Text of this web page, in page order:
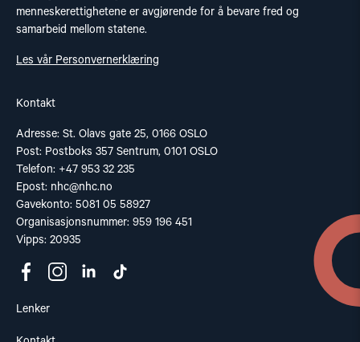
menneskerettighetene er avgjørende for å bevare fred og
samarbeid mellom statene.
Les vår Personvernerklæring
Kontakt
Adresse: St. Olavs gate 25, 0166 OSLO
Post: Postboks 357 Sentrum, 0101 OSLO
Telefon: +47 953 32 235
Epost: nhc@nhc.no
Gavekonto: 5081 05 58927
Organisasjonsnummer: 959 196 451
Vipps: 20935
Lenker